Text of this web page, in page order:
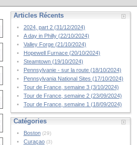
Articles Récents
2024, part 2 (31/12/2024)
A day in Philly (22/10/2024)
Valley Forge (21/10/2024)
Hopewell Furnace (20/10/2024)
Steamtown (19/10/2024)
Pennsylvanie - sur la route (18/10/2024)
Pennsylvania National Sites (17/10/2024)
Tour de France, semaine 3 (3/10/2024)
Tour de France, semaine 2 (23/09/2024)
Tour de France, semaine 1 (18/09/2024)
Catégories
Boston(29)
Curaçao(3)